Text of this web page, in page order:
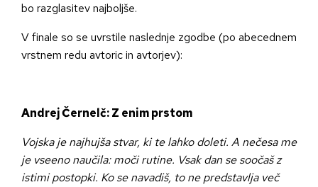
bo razglasitev najboljše.
V finale so se uvrstile naslednje zgodbe (po abecednem
vrstnem redu avtoric in avtorjev):
Andrej Černelč: Z enim prstom
Vojska je najhujša stvar, ki te lahko doleti. A nečesa me
je vseeno naučila: moči rutine. Vsak dan se soočaš z
istimi postopki. Ko se navadiš, to ne predstavlja več